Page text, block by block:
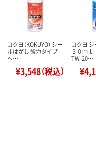
コクヨ（KOKUYO） シー
ルはがし 強力タイプ
ヘ…
¥3,548（税込）
コクヨ
５０ｍ
TW-20…